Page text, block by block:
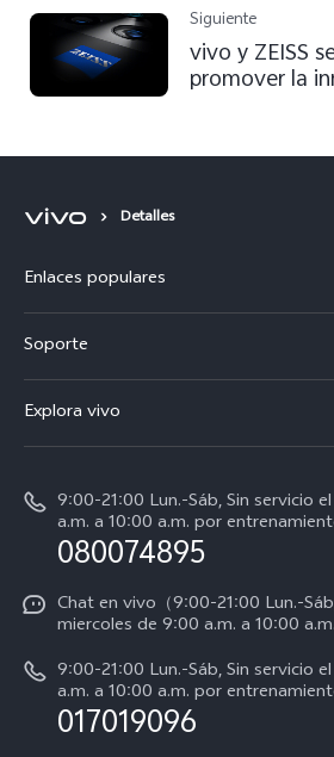
44MP y
imagen óptico
Siguiente
vivo y ZEISS
promover la
Detalles
Enlaces populares
V60 Lite 5G
Y39 5G
Soporte
Centro de servicio
Autenticación de IMEI
Consulta el Precio de los Repuestos
Manual del usuario
Progreso de la reparación
Instrucciones de la garantía de vivo
Explora vivo
La vida en vivo
Avisos legales
Acerca de nosotros
Sostenibilidad
Centro de privacidad de vivo
9:00-21:00 Lun.-Sáb, Sin servicio
a.m. a 10:00 a.m. por
080074895
Chat en vivo（9:00-21:00 Lun.-
miercoles de 9:00 a.m. a 10:00
9:00-21:00 Lun.-Sáb, Sin servicio
a.m. a 10:00 a.m. por
017019096